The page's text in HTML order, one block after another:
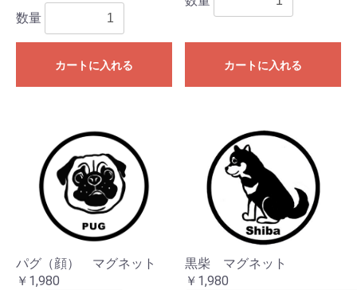
数量
カートに入れる カートに入れる
パグ（顔） マグネット
￥1,980
黒柴 マグネット
￥1,980